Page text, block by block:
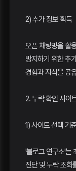
2) 추가 정보 획득
오픈 채팅방을 활
방지하기 위한 추
경험과 지식을 공
2. 누락 확인 사이
1) 사이트 선택 기
'블로그 연구소'는
진단 및 누락 조회